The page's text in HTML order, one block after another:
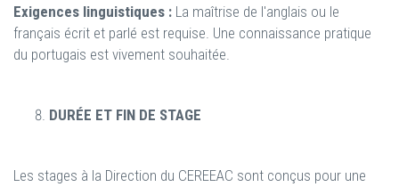
Exigences linguistiques : La maîtrise de l'anglais ou le
français écrit et parlé est requise. Une connaissance pratique
du portugais est vivement souhaitée.
DURÉE ET FIN DE STAGE
Les stages à la Direction du CEREEAC sont conçus pour une